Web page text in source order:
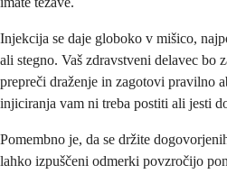
Injekcija se daje globoko v mišico,
ali stegno. Vaš zdravstveni delavec bo
prepreči draženje in zagotovi pravilno
injiciranja vam ni treba postiti ali jesti
Pomembno je, da se držite
lahko izpuščeni odmerki povzročijo